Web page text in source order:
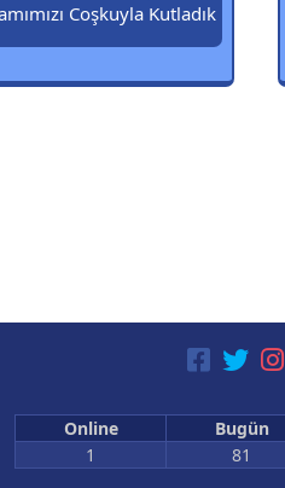
Coşkuyla Kutladık
Online Bugün
1
81